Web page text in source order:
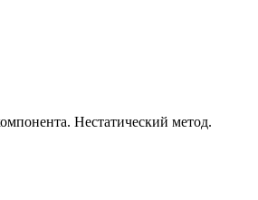
Нестатический метод.